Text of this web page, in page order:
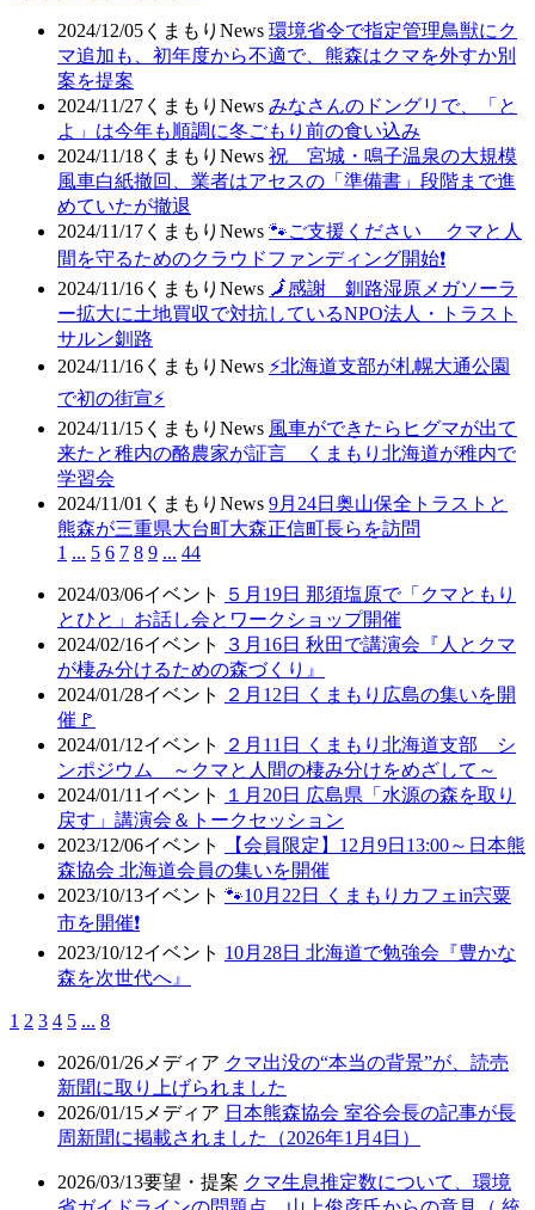
2024/12/05 くまもりNews 環境省令で指定管理鳥獣にク
マ追加も、初年度から不適で、熊森はクマを外すか別
案を提案
2024/11/27 くまもりNews みなさんのドングリで、「と
よ」は今年も順調に冬ごもり前の食い込み
2024/11/18 くまもりNews 祝 宮城・鳴子温泉の大規模
風車白紙撤回、業者はアセスの「準備書」段階まで進
めていたが撤退
2024/11/17 くまもりNews 🐾ご支援ください クマと人
間を守るためのクラウドファンディング開始❗
2024/11/16 くまもりNews 🗾感謝 釧路湿原メガソーラ
ー拡大に土地買収で対抗しているNPO法人・トラスト
サルン釧路
2024/11/16 くまもりNews ⚡北海道支部が札幌大通公園
で初の街宣⚡
2024/11/15 くまもりNews 風車ができたらヒグマが出て
来たと稚内の酪農家が証言 くまもり北海道が稚内で
学習会
2024/11/01 くまもりNews 9月24日奥山保全トラストと
熊森が三重県大台町大森正信町長らを訪問
1 ... 5 6 7 8 9 ... 44
2024/03/06イベント
５月19日 那須塩原で「クマともり
とひと」お話し会とワークショップ開催
2024/02/16イベント
３月16日 秋田で講演会『人とクマ
が棲み分けるための森づくり』
2024/01/28イベント
２月12日 くまもり広島の集いを開
催🚩
2024/01/12イベント
２月11日 くまもり北海道支部 シ
ンポジウム ～クマと人間の棲み分けをめざして～
2024/01/11 イベント
１月20日 広島県「水源の森を取り
戻す」講演会＆トークセッション
2023/12/06イベント
【会員限定】12月9日13:00～日本熊
森協会 北海道会員の集いを開催
2023/10/13イベント 🐾10月22日 くまもりカフェin宍粟
市を開催❗
2023/10/12イベント 10月28日 北海道で勉強会『豊かな
森を次世代へ』
1 2 3 4 5 ... 8
2026/01/26 メディア クマ出没の“本当の背景”が、読売
新聞に取り上げられました
2026/01/15 メディア 日本熊森協会 室谷会長の記事が長
周新聞に掲載されました（2026年1月4日）
2026/03/13要望・提案 クマ生息推定数について、環境